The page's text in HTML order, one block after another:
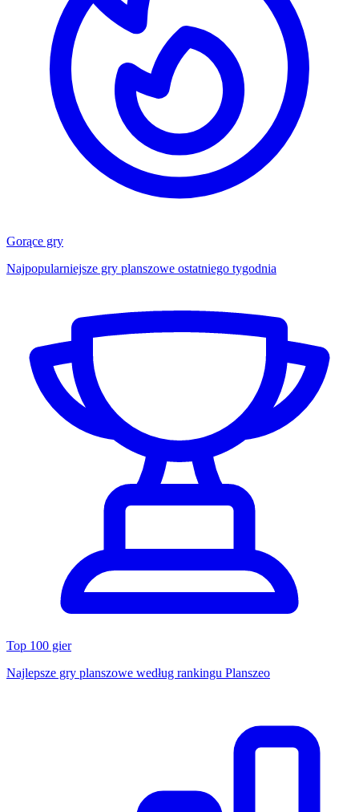
Gorące gry
Najpopularniejsze gry planszowe ostatniego tygodnia
Top 100 gier
Najlepsze gry planszowe według rankingu Planszeo